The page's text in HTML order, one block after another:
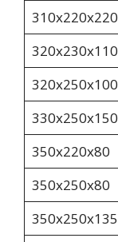
310x220x220
320x230x110
320х250х100
330x250x150
350х220х80
350x250x80
350х250х135